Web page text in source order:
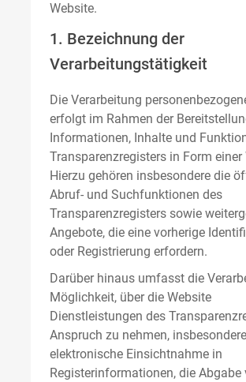
Website.
1. Bezeichnung der
Verarbeitungstätigkeit
Die Verarbeitung
erfolgt im Rahmen der
Informationen, Inhalte und
Transparenzregisters in Form einer
Hierzu gehören insbesondere die
Abruf- und Suchfunktionen des
Transparenzregisters sowie
Angebote, die eine vorherige
oder Registrierung erfordern.
Darüber hinaus umfasst die
Möglichkeit, über die Website
Dienstleistungen des
Anspruch zu nehmen,
elektronische Einsichtnahme in
Registerinformationen, die Abgabe